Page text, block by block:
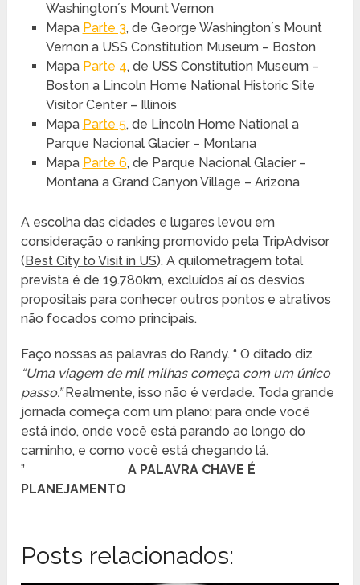
Washington´s Mount Vernon
Mapa Parte 3, de George Washington´s Mount
Vernon a USS Constitution Museum – Boston
Mapa Parte 4, de USS Constitution Museum –
Boston a Lincoln Home National Historic Site
Visitor Center – Illinois
Mapa Parte 5, de Lincoln Home National a
Parque Nacional Glacier – Montana
Mapa Parte 6, de Parque Nacional Glacier –
Montana a Grand Canyon Village – Arizona
A escolha das cidades e lugares levou em
consideração o ranking promovido pela TripAdvisor
(Best City to Visit in US). A quilometragem total
prevista é de 19.780km, excluídos aí os desvios
propositais para conhecer outros pontos e atrativos
não focados como principais.
Faço nossas as palavras do Randy. “ O ditado diz
“Uma viagem de mil milhas começa com um único
passo.”Realmente, isso não é verdade. Toda grande
jornada começa com um plano: para onde você
está indo, onde você está parando ao longo do
caminho, e como você está chegando lá.
”A PALAVRA CHAVE É
PLANEJAMENTO
Posts relacionados: